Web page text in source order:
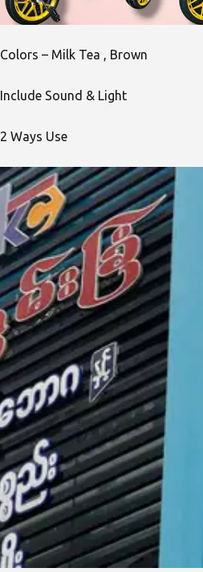
Colors – Milk Tea , Brown
Include Sound & Light
2 Ways Use